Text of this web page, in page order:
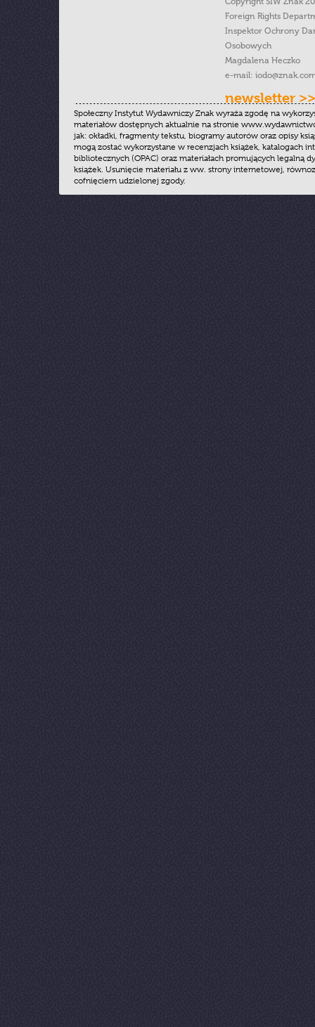
Foreign Rights
Inspektor Ochrony
Osobowych
Magdalena Heczko
e-mail:
newsletter >>
Społeczny Instytut Wydawniczy Znak wyraża zgodę na
materiałów dostępnych aktualnie na stronie
jak: okładki, fragmenty tekstu, biogramy autorów oraz opisy
mogą zostać wykorzystane w recenzjach książek, katalogach
bibliotecznych (OPAC) oraz materiałach promujących legalną
książek. Usunięcie materiału z ww. strony internetowej,
cofnięciem udzielonej zgody.